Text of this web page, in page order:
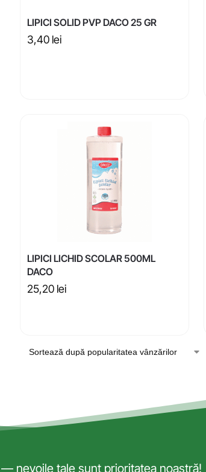
LIPICI SOLID PVP DACO 25 GR
3,40 lei
LIPICI LICHID SCOLAR 500ML
DACO
25,20 lei
nevoile tale sunt prioritatea noastră!